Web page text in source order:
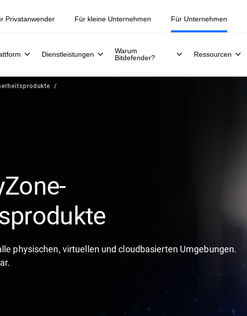
Live-Webinar, 30. Juli.
Privatanwender Für kleine Unternehmen Für Unternehmen
Dienstleistungen
Warum
Bitdefender?
Ressourcen
physischen, virtuellen und cloudbasierten Umgebungen.